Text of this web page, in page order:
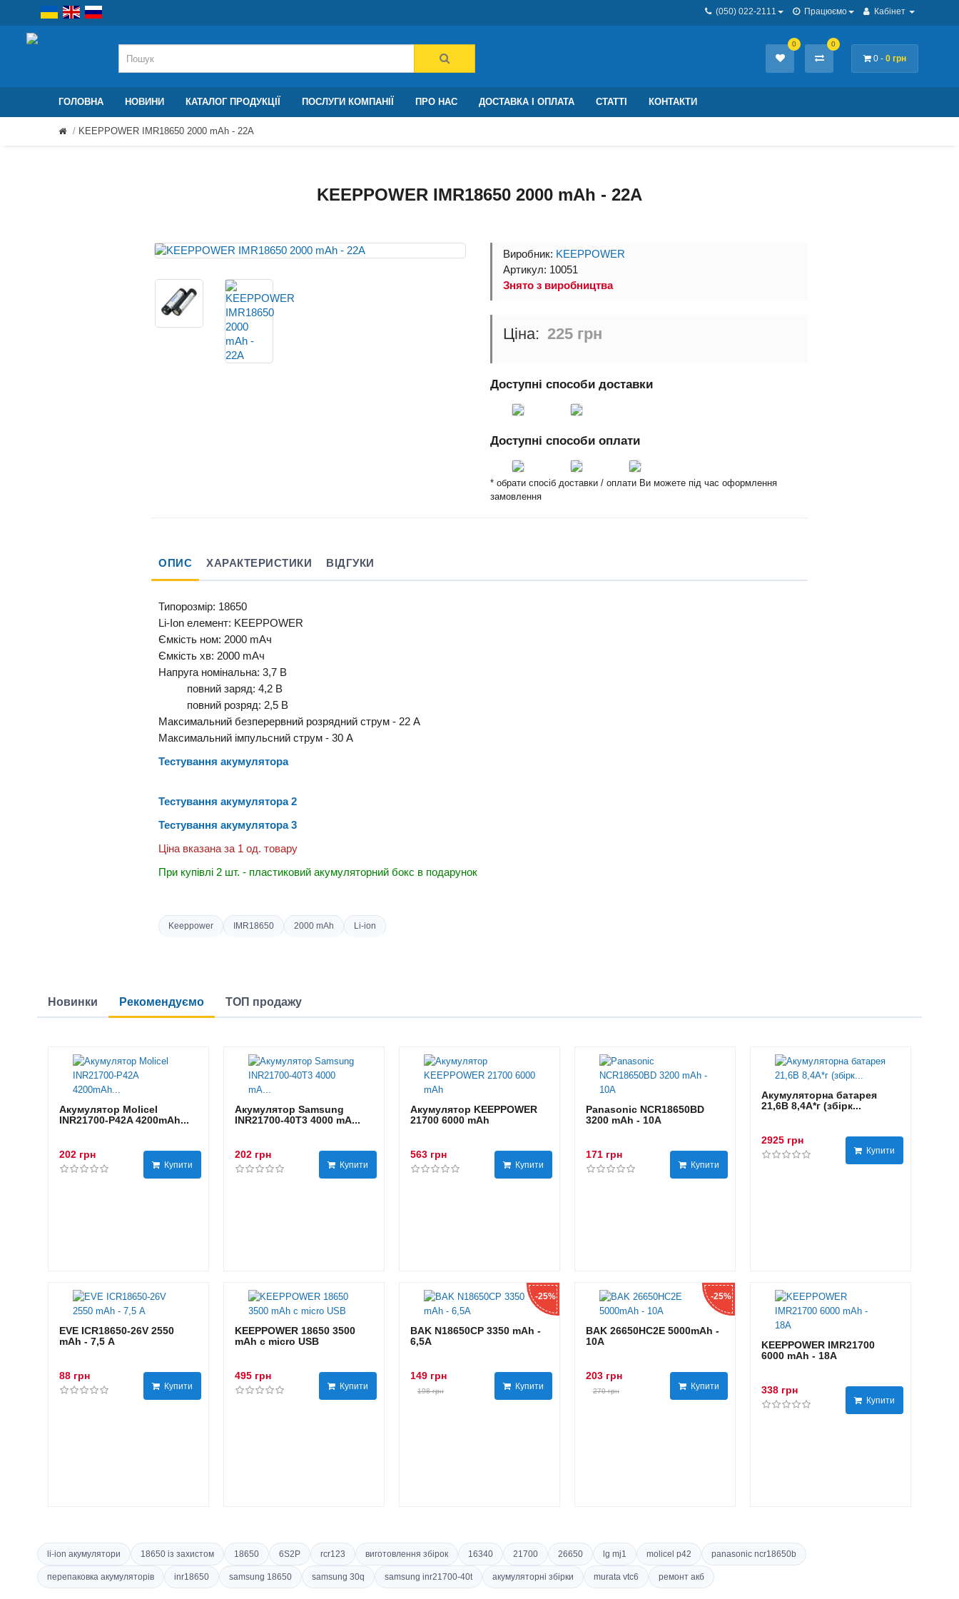
(050) 022-2111 Працюємо Кабінет
0 - 0 грн
0 0
ГОЛОВНА НОВИНИ КАТАЛОГ ПРОДУКЦІЇ ПОСЛУГИ КОМПАНІЇ ПРО НАС ДОСТАВКА І ОПЛАТА СТАТТІ КОНТАКТИ
KEEPPOWER IMR18650 2000 mAh - 22А
KEEPPOWER IMR18650 2000 mAh - 22А
Виробник: KEEPPOWER
Артикул: 10051
Знято з виробництва
225 грн
Доступні способи доставки
Доступні способи оплати
* обрати спосіб доставки / оплати Ви можете під час оформлення
замовлення
ОПИС ХАРАКТЕРИСТИКИ ВІДГУКИ
Типорозмір: 18650
Li-Ion елемент: KEEPPOWER
Ємкість ном: 2000 mAч
Ємкість хв: 2000 mAч
Напруга номінальна: 3,7 В
повний заряд: 4,2 В
повний розряд: 2,5 В
Максимальний безперервний розрядний струм - 22 A
Максимальний імпульсний струм - 30 A
Тестування акумулятора
Тестування акумулятора 2
Тестування акумулятора 3
Ціна вказана за 1 од. товару
При купівлі 2 шт. - пластиковий акумуляторний бокс в подарунок
Keeppower IMR18650 2000 mAh Li-ion
Новинки Рекомендуємо ТОП продажу
Акумулятор Molicel
INR21700-P42A 4200mAh...
202 грн
Купити
Акумулятор Samsung
INR21700-40T3 4000 mA...
202 грн
Купити
Акумулятор KEEPPOWER
21700 6000 mAh
563 грн
Купити
Panasonic NCR18650BD
3200 mAh - 10А
171 грн
Купити
Акумуляторна батарея
21,6В 8,4A*г (збірк...
2925 грн
Купити
EVE ICR18650-26V 2550
mAh - 7,5 А
88 грн
Купити
KEEPPOWER 18650 3500
mAh с micro USB
495 грн
Купити
-25%
BAK N18650CP 3350 mAh -
6,5А
149 грн
198 грн Купити
-25%
BAK 26650HC2E 5000mAh -
10А
203 грн
270 грн Купити
KEEPPOWER IMR21700
6000 mAh - 18А
338 грн
Купити
li-ion акумулятори 18650 із захистом 18650 6S2P rcr123 виготовлення збірок 16340 21700 26650 lg mj1 molicel p42 panasonic ncr18650b
перепаковка акумуляторів inr18650 samsung 18650 samsung 30q samsung inr21700-40t акумуляторні збірки murata vtc6 ремонт акб